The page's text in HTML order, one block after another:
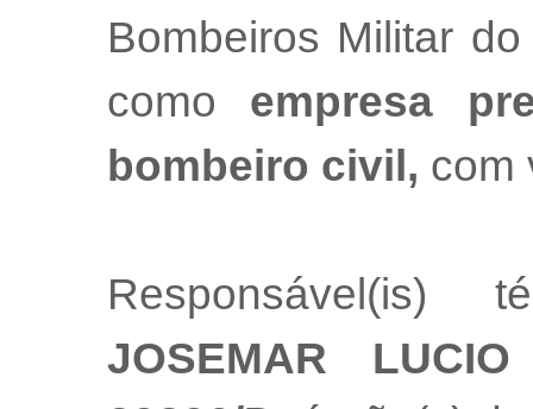
Bombeiros Militar
como empresa
bombeiro civil, com
Responsável(is)
JOSEMAR